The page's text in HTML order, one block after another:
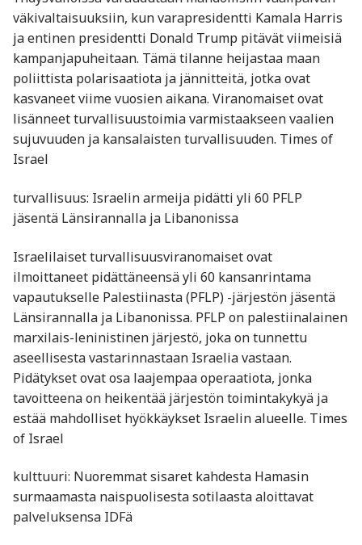
väkivaltaisuuksiin, kun varapresidentti Kamala Harris
ja entinen presidentti Donald Trump pitävät viimeisiä
kampanjapuheitaan. Tämä tilanne heijastaa maan
poliittista polarisaatiota ja jännitteitä, jotka ovat
kasvaneet viime vuosien aikana. Viranomaiset ovat
lisänneet turvallisuustoimia varmistaakseen vaalien
sujuvuuden ja kansalaisten turvallisuuden. Times of
Israel
turvallisuus: Israelin armeija pidätti yli 60 PFLP
jäsentä Länsirannalla ja Libanonissa
Israelilaiset turvallisuusviranomaiset ovat
ilmoittaneet pidättäneensä yli 60 kansanrintama
vapautukselle Palestiinasta (PFLP) -järjestön jäsentä
Länsirannalla ja Libanonissa. PFLP on palestiinalainen
marxilais-leninistinen järjestö, joka on tunnettu
aseellisesta vastarinnastaan Israelia vastaan.
Pidätykset ovat osa laajempaa operaatiota, jonka
tavoitteena on heikentää järjestön toimintakykyä ja
estää mahdolliset hyökkäykset Israelin alueelle. Times
of Israel
kulttuuri: Nuoremmat sisaret kahdesta Hamasin
surmaamasta naispuolisesta sotilaasta aloittavat
palveluksensa IDFä